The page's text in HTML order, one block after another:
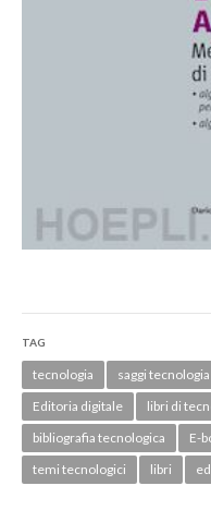
TAG
tecnologia saggi tecnologia
Editoria digitale
libri di
bibliografia tecnologica
E-
temi tecnologici
libri